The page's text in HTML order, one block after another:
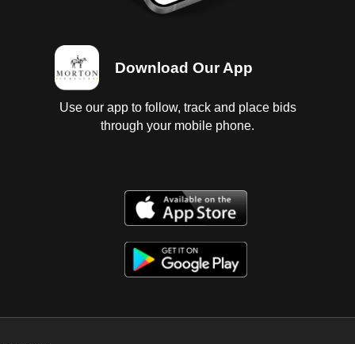
Download Our App
Use our app to follow, track and place bids
through your mobile phone.